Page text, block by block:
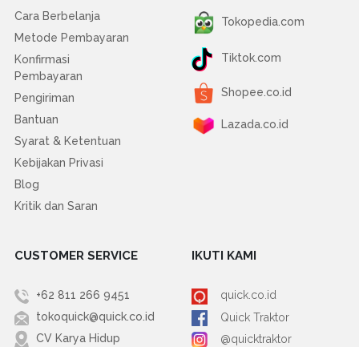
Cara Berbelanja
Metode Pembayaran
Konfirmasi
Pembayaran
Pengiriman
Bantuan
Syarat & Ketentuan
Kebijakan Privasi
Blog
Kritik dan Saran
Tokopedia.com
Tiktok.com
Shopee.co.id
Lazada.co.id
CUSTOMER SERVICE
+62 811 266 9451
tokoquick@quick.co.id
CV Karya Hidup
IKUTI KAMI
quick.co.id
Quick Traktor
@quicktraktor